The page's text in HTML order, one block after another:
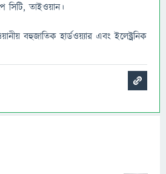
সিটি, তাইওয়ান।
বহুজাতিক হার্ডওয়্যার এবং ইলেক্ট্রনিক